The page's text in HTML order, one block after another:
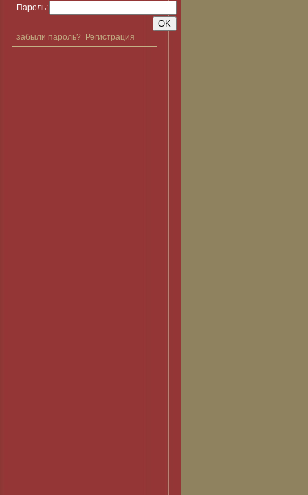
Пароль:
забыли пароль? Регистрация